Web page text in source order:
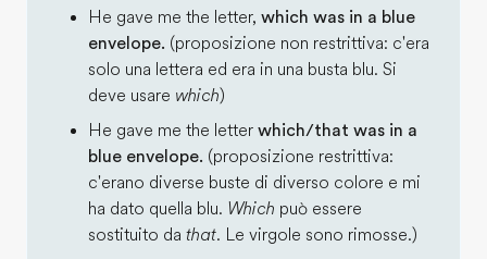
He gave me the letter, which was in a blue
envelope. (proposizione non restrittiva: c'era
solo una lettera ed era in una busta blu. Si
deve usare which)
He gave me the letter which/that was in a
blue envelope. (proposizione restrittiva:
c'erano diverse buste di diverso colore e mi
ha dato quella blu. Which può essere
sostituito da that. Le virgole sono rimosse.)